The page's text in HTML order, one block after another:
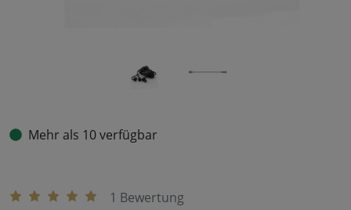
Mehr als 10 verfügbar
1 Bewertung